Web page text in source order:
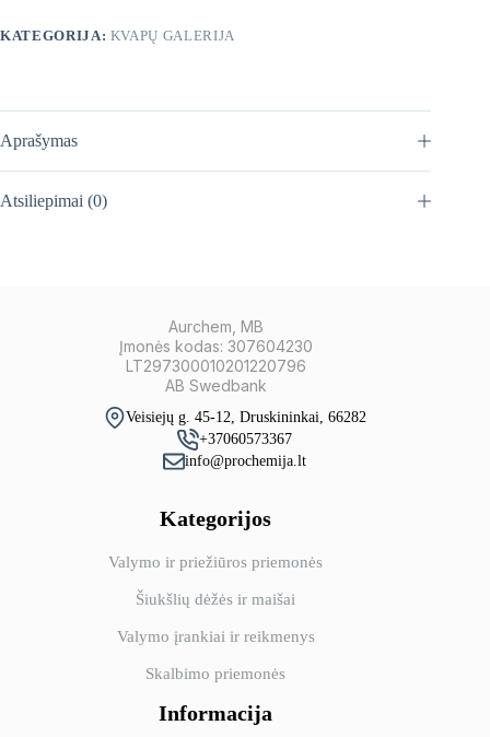
KATEGORIJA: KVAPŲ GALERIJA
Aprašymas
Atsiliepimai (0)
Aurchem, MB
Įmonės kodas: 307604230
LT297300010201220796
AB Swedbank
Veisiejų g. 45-12, Druskininkai, 66282
+37060573367
info@prochemija.lt
Kategorijos
Valymo ir priežiūros priemonės
Šiukšlių dėžės ir maišai
Valymo įrankiai ir reikmenys
Skalbimo priemonės
Informacija